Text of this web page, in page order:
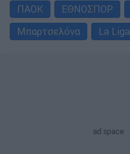
ΠΑΟΚ
ΕΘΝΟΣΠΟΡ
Μπαρτσελόνα
La Liga